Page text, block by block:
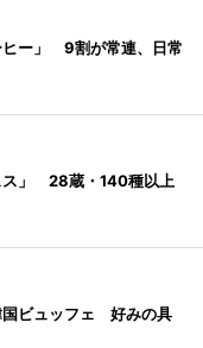
ヒー」 9割が常連、日常
ス」 28蔵・140種以上
国ビュッフェ 好みの具